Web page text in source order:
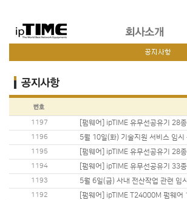
1197 [펌웨어] ipTIME 유무선공유기 28
1196 5월 10일(화) 기술지원 서비스 임시
1195 [펌웨어] ipTIME 유무선공유기 28
1194 [펌웨어] ipTIME 유무선공유기 33
1193 5월 6일(금) 사내 전산작업 관련 임
1192 [펌웨어] ipTIME T24000M 펌웨어